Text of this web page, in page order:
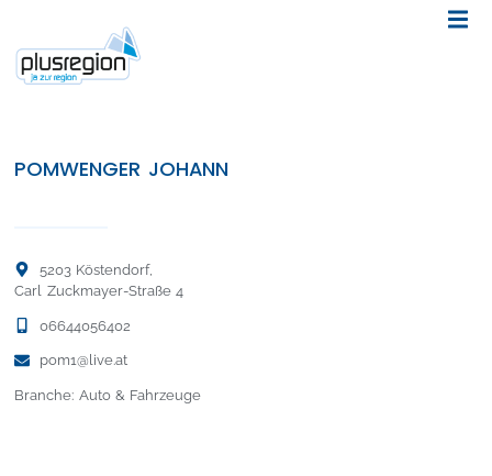
POMWENGER JOHANN
5203 Köstendorf,
Carl Zuckmayer-Straße 4
06644056402
pom1@live.at
Branche: Auto & Fahrzeuge